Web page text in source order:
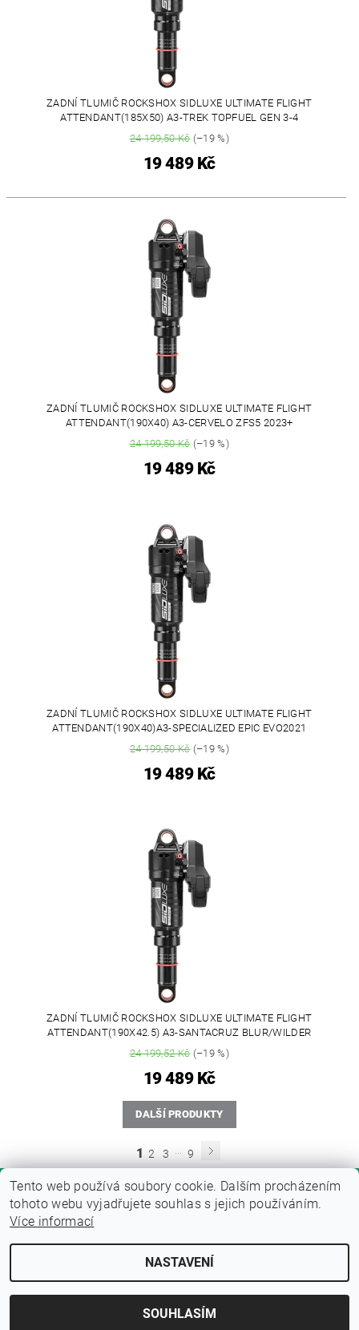
ZADNÍ TLUMIČ ROCKSHOX SIDLUXE ULTIMATE FLIGHT
ATTENDANT(185X50) A3-TREK TOPFUEL GEN 3-4
24 199,50 Kč(–19 %)
19 489 Kč
ZADNÍ TLUMIČ ROCKSHOX SIDLUXE ULTIMATE FLIGHT
ATTENDANT(190X40) A3-CERVELO ZFS5 2023+
24 199,50 Kč(–19 %)
19 489 Kč
ZADNÍ TLUMIČ ROCKSHOX SIDLUXE ULTIMATE FLIGHT
ATTENDANT(190X40)A3-SPECIALIZED EPIC EVO2021
24 199,50 Kč(–19 %)
19 489 Kč
ZADNÍ TLUMIČ ROCKSHOX SIDLUXE ULTIMATE FLIGHT
ATTENDANT(190X42.5) A3-SANTACRUZ BLUR/WILDER
24 199,52 Kč(–19 %)
19 489 Kč
DALŠÍ PRODUKTY
1 2 3 ... 9
2026 © Fitness zone, všechna práva vyhrazenaUpravit nastavení cookies
Vytvořil Shoptet
Tento web používá soubory cookie. Dalším procházením
tohoto webu vyjadřujete souhlas s jejich používáním.
Více informací
NASTAVENÍ
SOUHLASÍM